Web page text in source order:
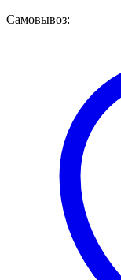
Самовывоз: